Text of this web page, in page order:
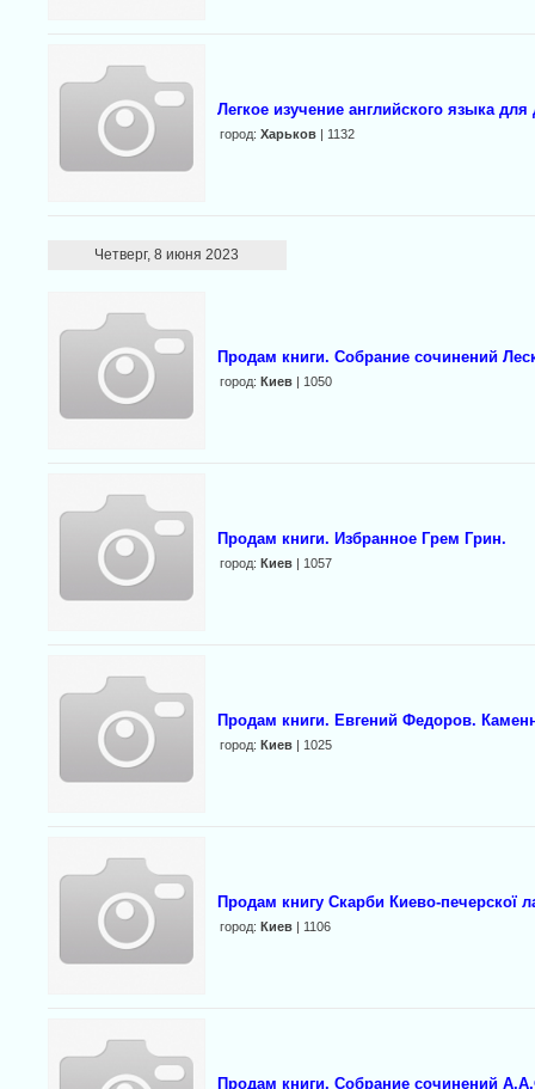
Легкое изучение английского языка
город: Харьков | 1132
Четверг, 8 июня 2023
Продам книги. Cобрание сочинений
город: Киев | 1050
Продам книги. Избранное Грем Грин.
город: Киев | 1057
Продам книги. Евгений Федоров.
город: Киев | 1025
Продам книгу Скарби Киево-печерскої
город: Киев | 1106
Продам книги. Собрание сочинений